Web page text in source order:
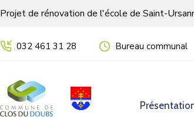
Projet de rénovation de l'école de Saint-
032 461 31 28 Bureau communal